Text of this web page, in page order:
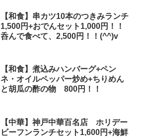
【和食】串カツ10本のつきみランチ
1,500円+おでんセット1,000円！！
呑んで食べて、2,500円！！(^^)v
【和食】煮込みハンバーグ+ペン
ネ・オイルペッパー炒め+ちりめん
と胡瓜の酢の物 800円！！
【中華】神戸中華百名店 ホリデー
ビーフンランチセット1,600円+海鮮